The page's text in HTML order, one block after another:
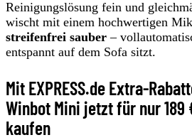
Reinigungslösung fein und
wischt mit einem hochwertigen
streifenfrei sauber –
entspannt auf dem Sofa sitzt.
Mit EXPRESS.de Extra-
Winbot Mini jetzt für nur 189
kaufen